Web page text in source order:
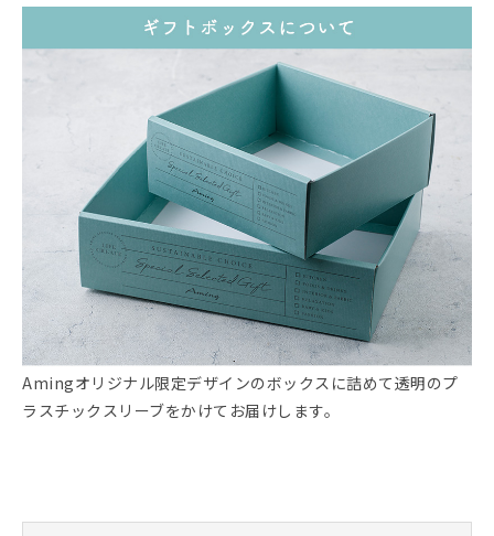
Amingオリジナル限定デザインのボックスに詰めて透明のプ
ラスチックスリーブをかけてお届けします。